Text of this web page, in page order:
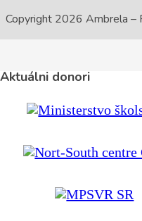
Copyright 2026 Ambrela –
Aktuálni donori